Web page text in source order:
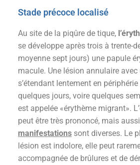
Stade précoce localisé
Au site de la piqûre de tique,
se développe après trois à trente-
moyenne sept jours) une papule
macule. Une lésion annulaire
s’étendant lentement en
quelques jours, voire quelques
est appelée «érythème migrant».
peut être très prononcé, mais
manifestations sont diverses. Le
lésion est indolore, elle peut
accompagnée de brûlures et de